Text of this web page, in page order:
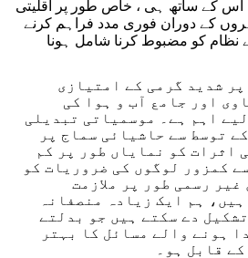
اس کے ساتھ ہی ، خاص طور پر اقلیتی
کے دوران فوری مدد فراہم کرنے
نظام کو مضبوط کرنا شامل ہونا
شدید گرمی کے امتیازی
اور جامع آب و ہوا کی
اہم ہے۔ موسمیاتی تبدیلی
توسط سے حاشیائی سماج پر
اثرات کو نمایاں طور پر کم
کمزور لوگوں کی ضروریات کو
رسمی طور پر ملازمت
ہم ایک زیادہ منصفانہ
دے سکتے ہیں جو بدلتے
ہونے والے مسائل کا بہتر
قابل ہو۔